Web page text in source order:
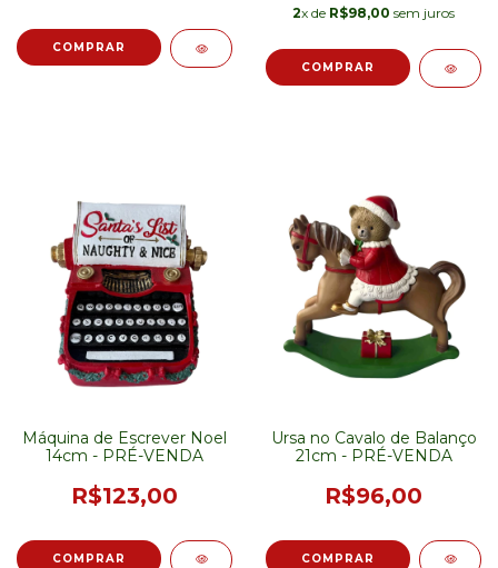
2x de R$98,00 sem juros
Máquina de Escrever Noel
14cm - PRÉ-VENDA
R$123,00
Ursa no Cavalo de Balanço
21cm - PRÉ-VENDA
R$96,00